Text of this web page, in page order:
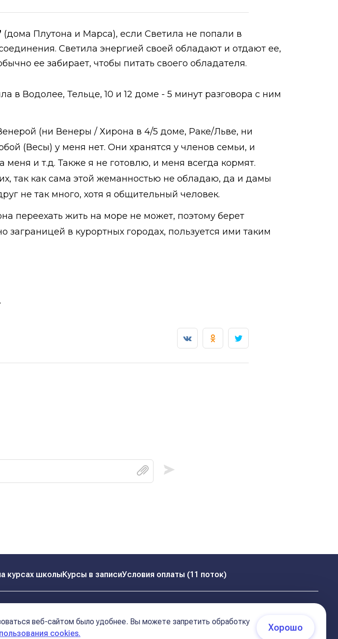
(дома Плутона и Марса), если Светила не попали в
Светила энергией своей обладают и отдают ее,
ее забирает, чтобы питать своего обладателя.
в Водолее, Тельце, 10 и 12 доме - 5 минут разговора с ним
(ни Венеры / Хирона в 4/5 доме, Раке/Льве, ни
(Весы) у меня нет. Они хранятся у членов семьи, и
меня и т.д. Также я не готовлю, и меня всегда кормят.
так как сама этой жеманностью не обладаю, да и дамы
не так много, хотя я общительный человек.
переехать жить на море не может, поэтому берет
в курортных городах, пользуется ими таким
курсах школыКурсы в записиУсловия оплаты (11 поток)
конфиденциальности Договор оферта (соглашение)
веб-сайтом было удобнее. Вы можете запретить обработку
cookies.
Хорошо